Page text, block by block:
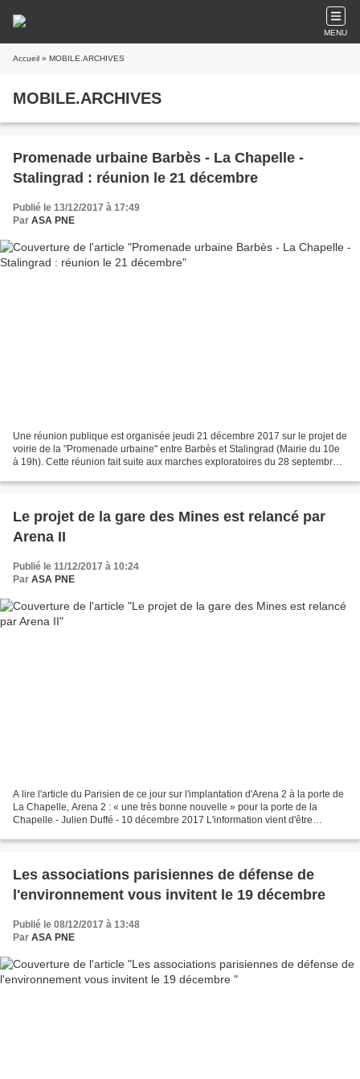
MENU
Accueil » MOBILE.ARCHIVES
MOBILE.ARCHIVES
Promenade urbaine Barbès - La Chapelle -
Stalingrad : réunion le 21 décembre
Publié le 13/12/2017 à 17:49
Par ASA PNE
Une réunion publique est organisée jeudi 21 décembre 2017 sur le projet de
voirie de la "Promenade urbaine" entre Barbès et Stalingrad (Mairie du 10e
à 19h). Cette réunion fait suite aux marches exploratoires du 28 septembre
Le projet de la gare des Mines est relancé par
Arena II
Publié le 11/12/2017 à 10:24
Par ASA PNE
A lire l'article du Parisien de ce jour sur l'implantation d'Arena 2 à la porte de
La Chapelle, Arena 2 : « une très bonne nouvelle » pour la porte de la
Chapelle - Julien Duffé - 10 décembre 2017 L'information vient d'être
Les associations parisiennes de défense de
l'environnement vous invitent le 19 décembre
Publié le 08/12/2017 à 13:48
Par ASA PNE